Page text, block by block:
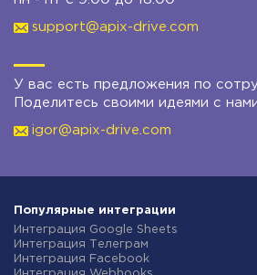
support@apix-drive.com
У вас есть предложения по
Поделитесь своими идеями с
igor@apix-drive.com
Популярные интеграции
Интеграция Google Sheets
Интеграция Телеграм
Интеграция Facebook